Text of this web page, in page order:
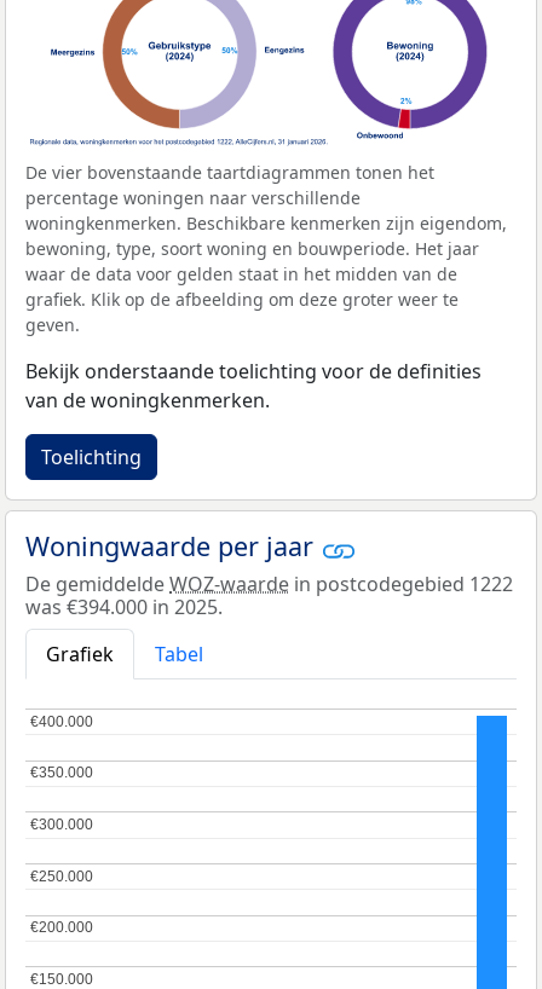
De vier bovenstaande taartdiagrammen tonen het
percentage woningen naar verschillende
woningkenmerken. Beschikbare kenmerken zijn eigendom,
bewoning, type, soort woning en bouwperiode. Het jaar
waar de data voor gelden staat in het midden van de
grafiek. Klik op de afbeelding om deze groter weer te
geven.
Bekijk onderstaande toelichting voor de definities
van de woningkenmerken.
Toelichting
Woningwaarde per jaar
De gemiddeldeWOZ-waarde in postcodegebied 1222
was €394.000 in 2025.
Grafiek
Tabel
€150.000
€150.000
€200.000
€200.000
€250.000
€250.000
€300.000
€300.000
€350.000
€350.000
€400.000
€400.000